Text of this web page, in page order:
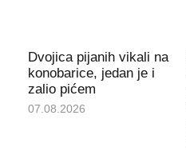
Dvojica pijanih vikali na
konobarice, jedan je i
zalio pićem
07.08.2026